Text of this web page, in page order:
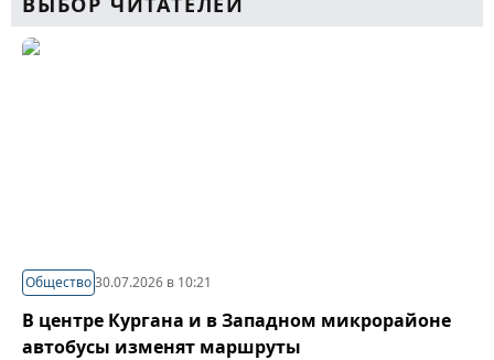
Общество30.07.2026 в 10:21
В центре Кургана и в Западном микрорайоне
автобусы изменят маршруты